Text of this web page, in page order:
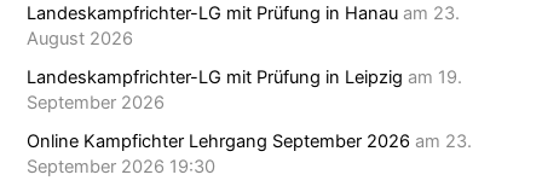
Landeskampfrichter-LG mit Prüfung in Hanau am 23.
August 2026
Landeskampfrichter-LG mit Prüfung in Leipzig am 19.
September 2026
Online Kampfichter Lehrgang September 2026 am 23.
September 2026 19:30